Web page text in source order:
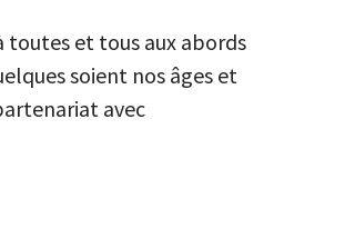
toutes et tous aux abords
soient nos âges et
avec